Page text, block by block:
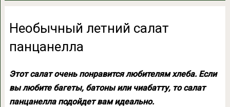
Необычный летний салат
панцанелла
Этот салат очень понравится любителям хлеба. Если
вы любите багеты, батоны или чиабатту, то салат
панцанелла подойдет вам идеально.